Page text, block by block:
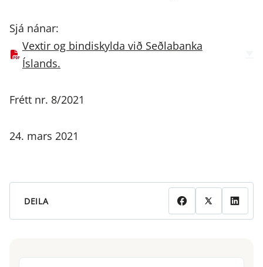
Sjá nánar:
Vextir og bindiskylda við Seðlabanka
Íslands.
Frétt nr. 8/2021
24. mars 2021
DEILA